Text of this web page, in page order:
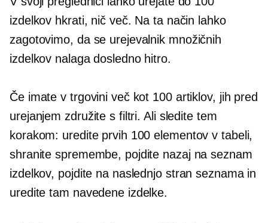
izdelkov hkrati, nič več. Na ta način lahko
zagotovimo, da se urejevalnik množičnih
izdelkov nalaga dosledno hitro.
Če imate v trgovini več kot 100 artiklov, jih pred
urejanjem združite s filtri. Ali sledite tem
korakom: uredite prvih 100 elementov v tabeli,
shranite spremembe, pojdite nazaj na seznam
izdelkov, pojdite na naslednjo stran seznama in
uredite tam navedene izdelke.